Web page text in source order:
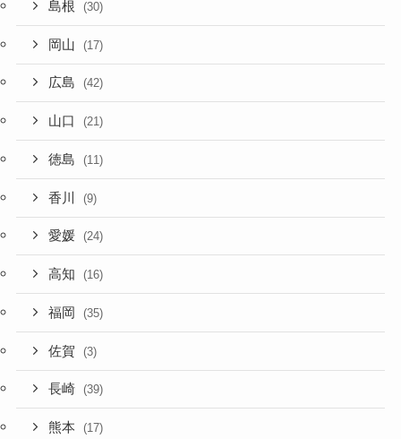
島根 (30)
岡山 (17)
広島 (42)
山口 (21)
徳島 (11)
香川 (9)
愛媛 (24)
高知 (16)
福岡 (35)
佐賀 (3)
長崎 (39)
熊本 (17)